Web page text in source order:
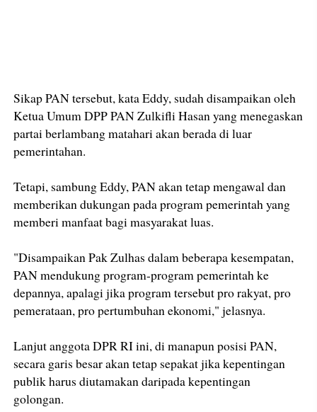
Sikap PAN tersebut, kata Eddy, sudah disampaikan oleh
Ketua Umum DPP PAN Zulkifli Hasan yang menegaskan
partai berlambang matahari akan berada di luar
pemerintahan.
Tetapi, sambung Eddy, PAN akan tetap mengawal dan
memberikan dukungan pada program pemerintah yang
memberi manfaat bagi masyarakat luas.
"Disampaikan Pak Zulhas dalam beberapa kesempatan,
PAN mendukung program-program pemerintah ke
depannya, apalagi jika program tersebut pro rakyat, pro
pemerataan, pro pertumbuhan ekonomi," jelasnya.
Lanjut anggota DPR RI ini, di manapun posisi PAN,
secara garis besar akan tetap sepakat jika kepentingan
publik harus diutamakan daripada kepentingan
golongan.